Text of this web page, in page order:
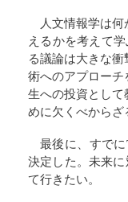
人文情報学は
えるかを考えて
る議論は大きな
術へのアプロー
生への投資とし
めに欠くべからざ
最後に、すで
決定した。未来
て行きたい。